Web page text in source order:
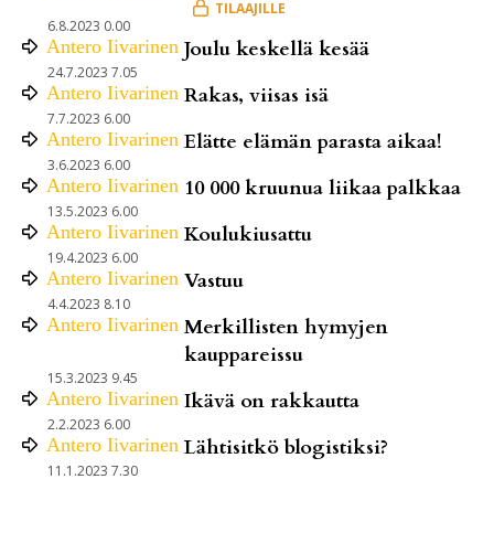
6.8.2023 0.00
Antero Iivarinen Joulu keskellä kesää
24.7.2023 7.05
Antero Iivarinen Rakas, viisas isä
7.7.2023 6.00
Antero Iivarinen Elätte elämän parasta aikaa!
3.6.2023 6.00
Antero Iivarinen 10 000 kruunua liikaa palkkaa
13.5.2023 6.00
Antero Iivarinen Koulukiusattu
19.4.2023 6.00
Antero Iivarinen Vastuu
4.4.2023 8.10
Antero Iivarinen Merkillisten hymyjen
kauppareissu
15.3.2023 9.45
Antero Iivarinen Ikävä on rakkautta
2.2.2023 6.00
Antero Iivarinen Lähtisitkö blogistiksi?
11.1.2023 7.30